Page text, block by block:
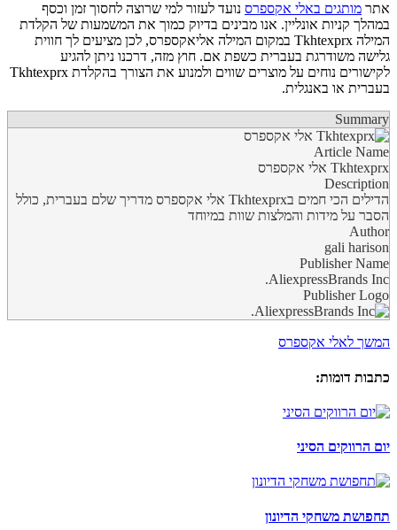
אתר מותגים באלי אקספרס נועד לעזור למי שרוצה לחסוך זמן וכסף
במהלך קניות אונליין. אנו מבינים בדיוק כמוך את המשמעות של הקלדת
המילה Tkhtexprx במקום המילה אליאקספרס, לכן מציעים לך חווית
גלישה משודרגת בעברית כשפת אם. חוץ מזה, דרכנו ניתן להגיע
לקישורים נוחים על מוצרים שווים ולמנוע את הצורך בהקלדת Tkhtexprx
בעברית או באנגלית.
Summary
Article Name
Tkhtexprx אלי אקספרס
Description
הדילים הכי חמים בTkhtexprx אלי אקספרס מדריך שלם בעברית, כולל
הסבר על מידות והמלצות שוות במיוחד
Author
gali harison
Publisher Name
AliexpressBrands Inc.
Publisher Logo
המשך לאלי אקספרס
כתבות דומות:
יום הרווקים הסיני
תחפושת משחקי הדיונון